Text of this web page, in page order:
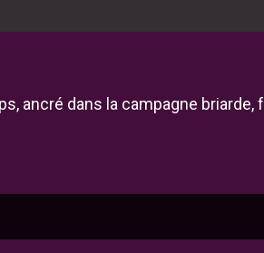
ancré dans la campagne briarde,